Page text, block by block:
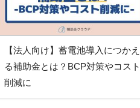
【法人向け】蓄電池導入につかえ
る補助金とは？BCP対策やコスト
削減に